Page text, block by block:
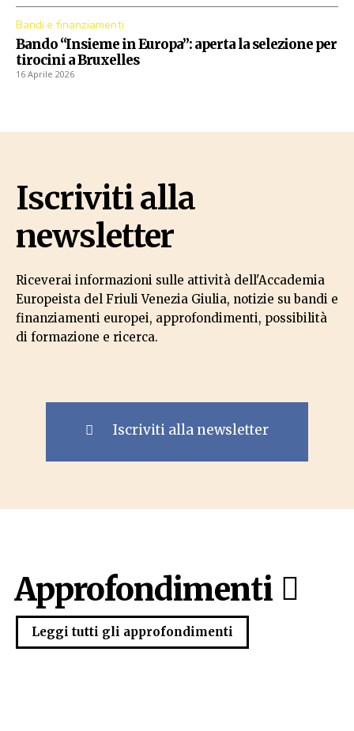
Bandi e finanziamenti
Bando “Insieme in Europa”: aperta la selezione per
tirocini a Bruxelles
16 Aprile 2026
Iscriviti alla
newsletter
Riceverai informazioni sulle attività dell'Accademia
Europeista del Friuli Venezia Giulia, notizie su bandi e
finanziamenti europei, approfondimenti, possibilità
di formazione e ricerca.
Iscriviti alla newsletter
Approfondimenti
Leggi tutti gli approfondimenti